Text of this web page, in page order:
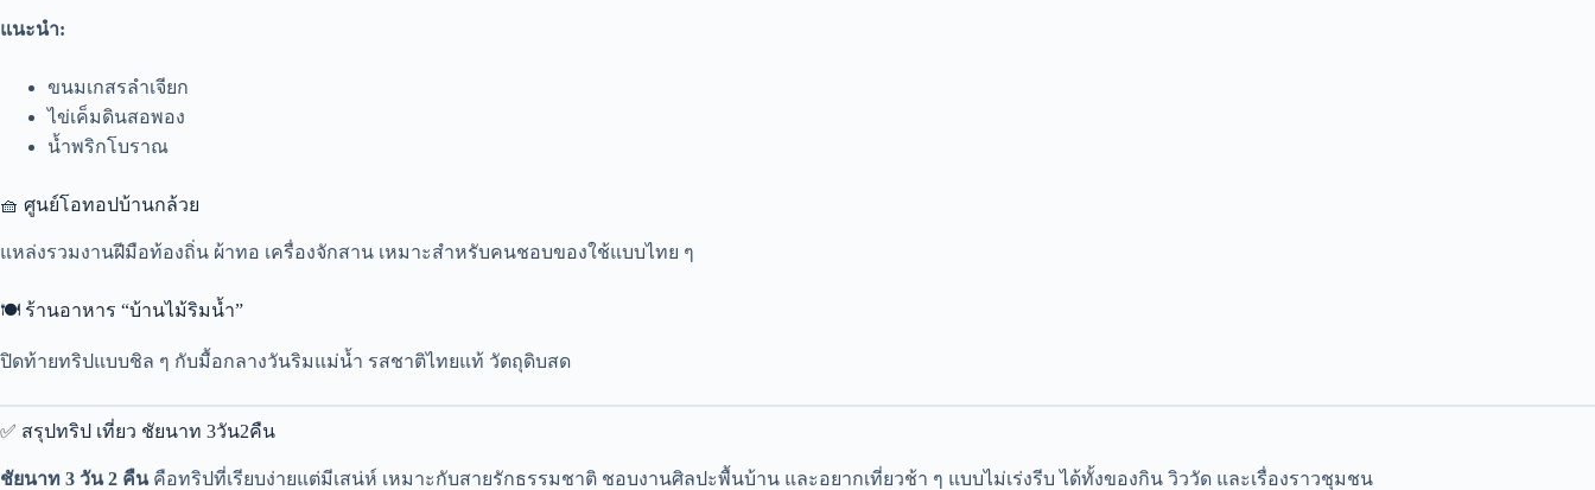
แนะนำ:
ขนมเกสรลำเจียก
ไข่เค็มดินสอพอง
น้ำพริกโบราณ
🧺 ศูนย์โอทอปบ้านกล้วย
แหล่งรวมงานฝีมือท้องถิ่น ผ้าทอ เครื่องจักสาน เหมาะสำหรับคนชอบของใช้แบบไทย ๆ
🍽 ร้านอาหาร “บ้านไม้ริมน้ำ”
ปิดท้ายทริปแบบชิล ๆ กับมื้อกลางวันริมแม่น้ำ รสชาติไทยแท้ วัตถุดิบสด
✅ สรุปทริป เที่ยว ชัยนาท 3วัน2คืน
ชัยนาท 3 วัน 2 คืนคือทริปที่เรียบง่ายแต่มีเสน่ห์ เหมาะกับสายรักธรรมชาติ ชอบงานศิลปะพื้นบ้าน และอยากเที่ยวช้า ๆ แบบไม่เร่งรีบ ได้ทั้งของกิน วิววัด และเรื่องราวชุมชน